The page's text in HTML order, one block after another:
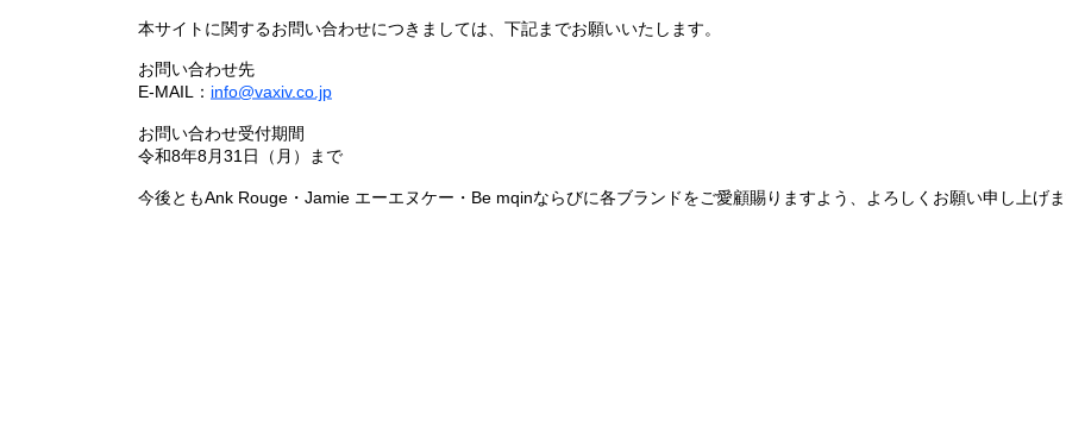
本サイトに関するお問い合わせにつきましては、下記までお願いいたします。
お問い合わせ先
E-MAIL： info@vaxiv.co.jp
お問い合わせ受付期間
令和8年8月31日（月）まで
今後ともAnk Rouge・Jamie エーエヌケー・Be mqinならびに各ブランドをご愛顧賜りますよう、よろしくお願い申し上げま